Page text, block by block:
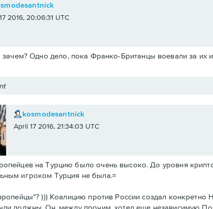
2016, 20:06:31 UTC
Одно дело, пока Франко-Британцы воевали за их
kosmodesantnick
April 17 2016, 21:34:03 UTC
на Турцию было очень высоко. До уровня
игроком Турция не была.=
))) Коалицию против России создал